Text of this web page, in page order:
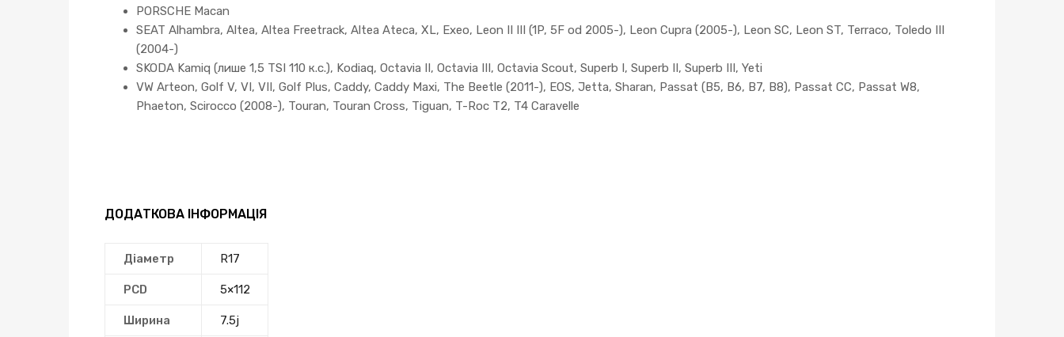
PORSCHE Macan
SEAT Alhambra, Altea, Altea Freetrack, Altea Ateca, XL, Exeo, Leon II III (1P, 5F od 2005-), Leon Cupra (2005-), Leon SC, Leon ST, Terraco, Toledo III
(2004-)
SKODA Kamiq (лише 1,5 TSI 110 к.с.), Kodiaq, Octavia II, Octavia III, Octavia Scout, Superb I, Superb II, Superb III, Yeti
VW Arteon, Golf V, VI, VII, Golf Plus, Caddy, Caddy Maxi, The Beetle (2011-), EOS, Jetta, Sharan, Passat (B5, B6, B7, B8), Passat CC, Passat W8,
Phaeton, Scirocco (2008-), Touran, Touran Cross, Tiguan, T-Roc T2, T4 Caravelle
ДОДАТКОВА ІНФОРМАЦІЯ
Діаметр R17
PCD 5×112
Ширина 7.5j